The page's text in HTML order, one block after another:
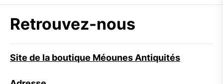
Retrouvez-nous
Site de la boutique Méounes Antiquités